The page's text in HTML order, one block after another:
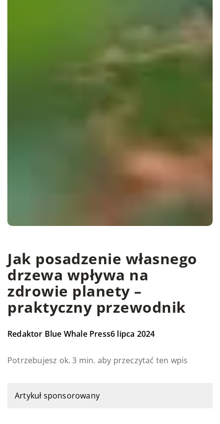
Jak posadzenie własnego
drzewa wpływa na
zdrowie planety –
praktyczny przewodnik
Redaktor Blue Whale Press6 lipca 2024
Potrzebujesz ok. 3 min. aby przeczytać ten wpis
Artykuł sponsorowany